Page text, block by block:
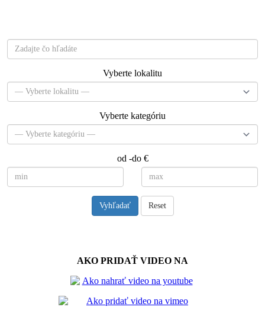
Vyberte lokalitu
Vyberte kategóriu
od -do €
Vyhľadať Reset
AKO PRIDAŤ VIDEO NA